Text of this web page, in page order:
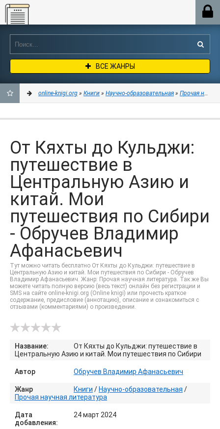
Online-knigi.org
ВСЕ ЖАНРЫ
ЗАКЛАДКИ
online-knigi.org » Книги » Научно-образовательная » Прочая
От Кяхты до Кульджи:
путешествие в
Центральную Азию и
китай. Мои
путешествия по Сибири
- Обручев Владимир
Афанасьевич
Тут можно читать бесплатно От Кяхты до Кульджи: путешествие в
Центральную Азию и китай. Мои путешествия по Сибири - Обручев
Владимир Афанасьевич. Жанр: Прочая научная литература. Так же Вы
можете читать полную версию (весь текст) онлайн без регистрации и
SMS на сайте online-knigi.org (Online knigi) или прочесть краткое
содержание, предисловие (аннотацию), описание и ознакомиться с
отзывами (комментариями) о произведении.
Название:
От Кяхты до Кульджи: путешествие в
Центральную Азию и китай. Мои путешествия по Сибири
Автор Обручев Владимир Афанасьевич
Жанр Книги / Научно-образовательная /
Прочая научная литература
Дата
добавления:
24 март 2024